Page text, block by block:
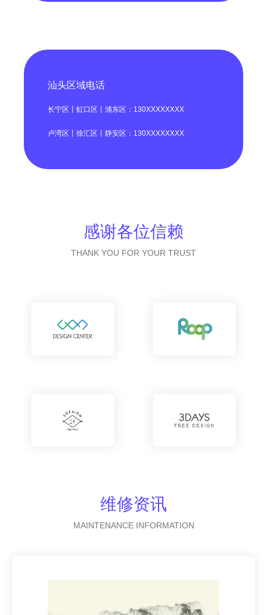
汕头区域电话
长宁区丨虹口区丨浦东区：130XXXXXXXX
卢湾区丨徐汇区丨静安区：130XXXXXXXX
感谢各位信赖
THANK YOU FOR YOUR TRUST
维修资讯
MAINTENANCE INFORMATION